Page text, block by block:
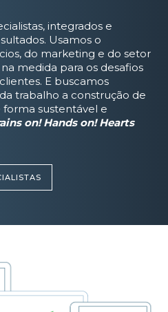
integrados e
Usamos o
do marketing e do setor
medida para os desafios
E buscamos
trabalho a construção de
sustentável e
on! Hands on! Hearts